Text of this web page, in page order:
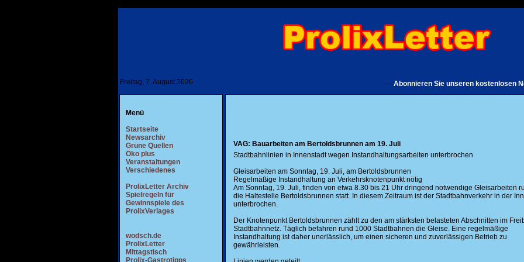
Freitag, 7. August 2026 Abonnieren Sie unseren kostenlosen
Menü
Startseite
Newsarchiv
Grüne Quellen
Öko plus
Veranstaltungen
Verschiedenes
ProlixLetter Archiv
Spielregeln für
Gewinnspiele des
ProlixVerlages
wodsch.de
ProlixLetter
Mittagstisch
Prolix-Gastrotipps
VAG: Bauarbeiten am Bertoldsbrunnen am 19. Juli
Stadtbahnlinien in Innenstadt wegen Instandhaltungsarbeiten unterbrochen
Gleisarbeiten am Sonntag, 19. Juli, am Bertoldsbrunnen
Regelmäßige Instandhaltung an Verkehrsknotenpunkt nötig
Am Sonntag, 19. Juli, finden von etwa 8.30 bis 21 Uhr dringend notwendige Gleisarbeiten
die Haltestelle Bertoldsbrunnen statt. In diesem Zeitraum ist der Stadtbahnverkehr in der
unterbrochen.
Der Knotenpunkt Bertoldsbrunnen zählt zu den am stärksten belasteten Abschnitten im
Stadtbahnnetz. Täglich befahren rund 1000 Stadtbahnen die Gleise. Eine regelmäßige
Instandhaltung ist daher unerlässlich, um einen sicheren und zuverlässigen Betrieb zu
gewährleisten.